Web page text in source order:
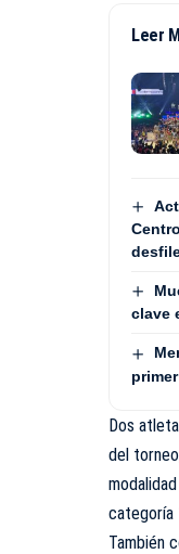
Leer
clave
Dos
del
categoría
También